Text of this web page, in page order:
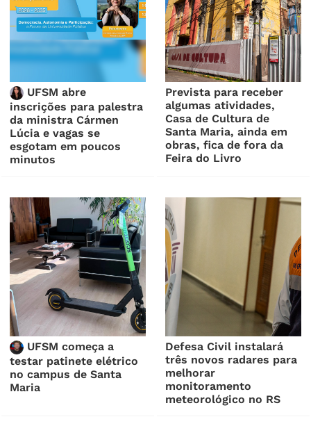
UFSM abre
inscrições para palestra
da ministra Cármen
Lúcia e vagas se
esgotam em poucos
minutos
Prevista para receber
algumas atividades,
Casa de Cultura de
Santa Maria, ainda em
obras, fica de fora da
Feira do Livro
UFSM começa a
testar patinete elétrico
no campus de Santa
Maria
Defesa Civil instalará
três novos radares para
melhorar
monitoramento
meteorológico no RS